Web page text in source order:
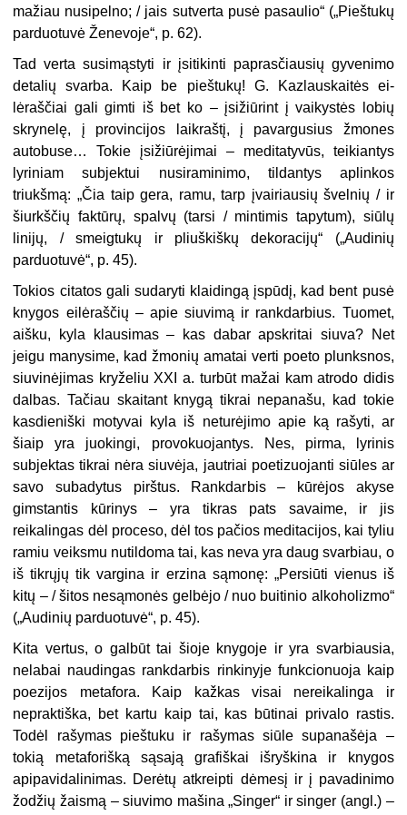
mažiau nusipelno; / jais sutverta pusė pasaulio“ („Pieštukų
parduotuvė Ženevoje“, p. 62).
Tad verta susimąstyti ir įsitikinti paprasčiausių gyvenimo
detalių svarba. Kaip be pieštukų! G. Kazlauskaitės ei­
lėraščiai gali gimti iš bet ko – įsižiūrint į vaikystės lobių
skrynelę, į provincijos laikraštį, į pavargusius žmones
autobu­se… Tokie įsižiūrėjimai – meditatyvūs, teikiantys
lyriniam subjektui nusirami­nimo, tildantys aplinkos
triukšmą: „Čia taip gera, ramu, tarp įvairiausių švel­nių / ir
šiurkščių faktūrų, spalvų (tarsi / mintimis tapytum), siūlų
linijų, / smeig­tukų ir pliuškiškų dekoracijų“ („Audi­nių
parduotuvė“, p. 45).
Tokios citatos gali sudaryti klaidin­gą įspūdį, kad bent pusė
knygos eilė­raščių – apie siuvimą ir rankdarbius. Tuomet,
aišku, kyla klausimas – kas dabar apskritai siuva? Net
jeigu ma­nysime, kad žmonių amatai verti poeto plunksnos,
siuvinėjimas kryželiu XXI a. turbūt mažai kam atrodo didis
dalbas. Tačiau skaitant knygą tikrai nepanašu, kad tokie
kasdieniški motyvai kyla iš neturėjimo apie ką rašyti, ar
šiaip yra juokingi, provokuojantys. Nes, pirma, lyrinis
subjektas tikrai nėra siuvėja, jautriai poetizuojanti siūles ar
savo subadytus pirštus. Rankdarbis – kūrėjos akyse
gimstantis kūrinys – yra tikras pats savaime, ir jis
reikalingas dėl proceso, dėl tos pačios meditacijos, kai tyliu
ramiu veiksmu nutildoma tai, kas neva yra daug svarbiau, o
iš tikrųjų tik vargina ir erzina sąmonę: „Persiūti vienus iš
kitų – / šitos nesąmonės gelbėjo / nuo buitinio alkoholizmo“
(„Audinių parduotuvė“, p. 45).
Kita vertus, o galbūt tai šioje knygoje ir yra svarbiausia,
nelabai naudingas rankdarbis rinkinyje funkcionuoja kaip
poezijos metafora. Kaip kažkas visai nereikalinga ir
nepraktiška, bet kartu kaip tai, kas būtinai privalo rastis.
Todėl rašymas pieštuku ir rašymas siūle supanašėja –
tokią metaforišką sąsają grafiškai išryškina ir knygos
apipavidalinimas. Derėtų atkreipti dėmesį ir į pavadinimo
žodžių žaismą – siuvimo mašina „Singer“ ir singer (angl.) –